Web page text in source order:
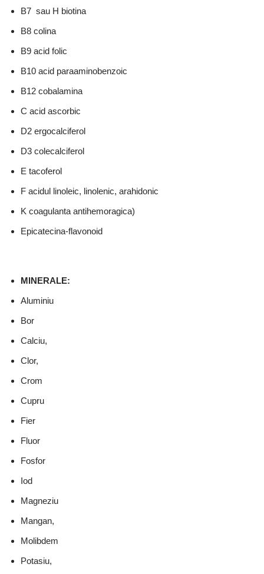
B7 sau H biotina
B8 colina
B9 acid folic
B10 acid paraaminobenzoic
B12 cobalamina
C acid ascorbic
D2 ergocalciferol
D3 colecalciferol
E tacoferol
F acidul linoleic, linolenic, arahidonic
K coagulanta antihemoragica)
Epicatecina-flavonoid
MINERALE:
Aluminiu
Bor
Calciu,
Clor,
Crom
Cupru
Fier
Fluor
Fosfor
Iod
Magneziu
Mangan,
Molibdem
Potasiu,